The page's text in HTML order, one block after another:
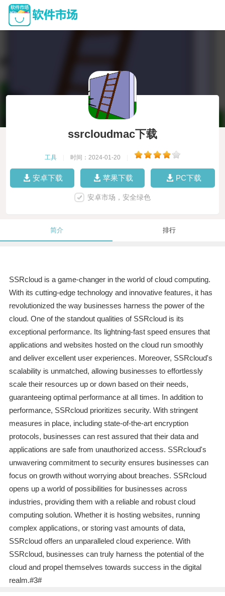
ssrcloudmac下载
工具 时间：2024-01-20
安卓下载 苹果下载 PC下载
安卓市场，安全绿色
简介 排行
SSRcloud is a game-changer in the world of cloud computing.
With its cutting-edge technology and innovative features, it has
revolutionized the way businesses harness the power of the
cloud. One of the standout qualities of SSRcloud is its
exceptional performance. Its lightning-fast speed ensures that
applications and websites hosted on the cloud run smoothly
and deliver excellent user experiences. Moreover, SSRcloud's
scalability is unmatched, allowing businesses to effortlessly
scale their resources up or down based on their needs,
guaranteeing optimal performance at all times. In addition to
performance, SSRcloud prioritizes security. With stringent
measures in place, including state-of-the-art encryption
protocols, businesses can rest assured that their data and
applications are safe from unauthorized access. SSRcloud's
unwavering commitment to security ensures businesses can
focus on growth without worrying about breaches. SSRcloud
opens up a world of possibilities for businesses across
industries, providing them with a reliable and robust cloud
computing solution. Whether it is hosting websites, running
complex applications, or storing vast amounts of data,
SSRcloud offers an unparalleled cloud experience. With
SSRcloud, businesses can truly harness the potential of the
cloud and propel themselves towards success in the digital
realm.#3#